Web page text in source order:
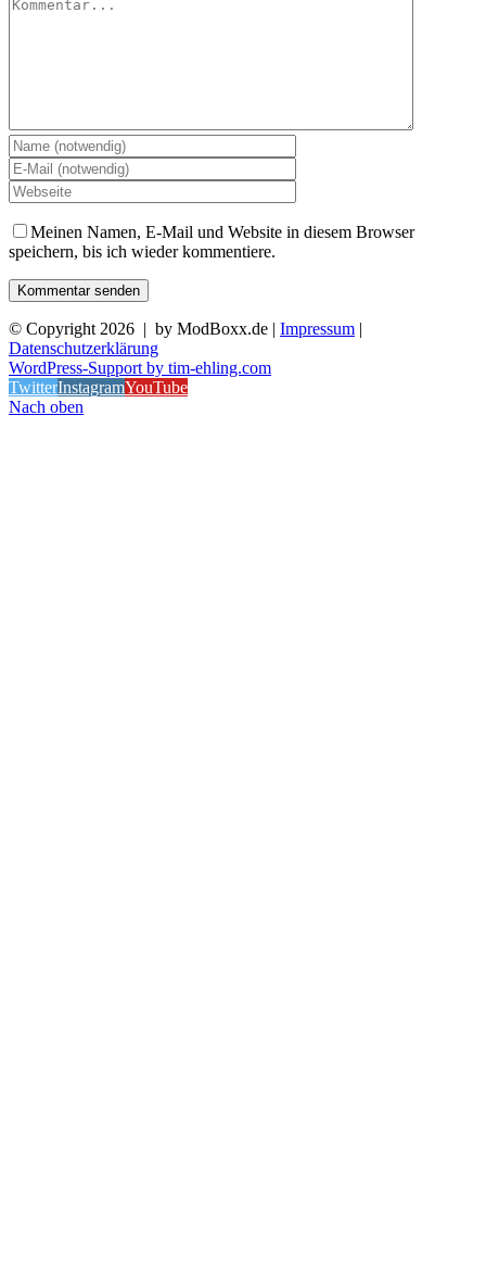
Meinen Namen, E-Mail und Website in diesem Browser
speichern, bis ich wieder kommentiere.
© Copyright 2026 | by ModBoxx.de | Impressum |
Datenschutzerklärung
WordPress-Support by tim-ehling.com
TwitterInstagramYouTube
Nach oben